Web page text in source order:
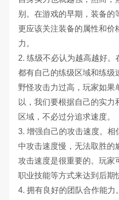
别。在游戏的早期，装备的
更应该关注装备的属性和价
力。
2. 练级不必认为越高越好
都有自己的练级区域和练级
野怪攻击力过高，玩家如果
以，我们要根据自己的实力
区域，不必过分追求速度。
3. 增强自己的攻击速度。
中攻击速度慢，无法取胜的
攻击速度是很重要的。玩家
职业技能等方式来达到后期
4. 拥有良好的团队合作能